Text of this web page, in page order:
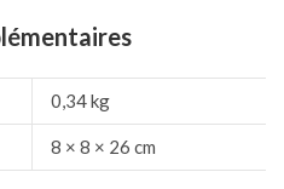
n
a
t
0,34 kg
8 × 8 × 26 cm